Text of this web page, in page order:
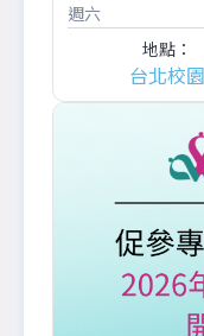
週六
地點：
台北校園